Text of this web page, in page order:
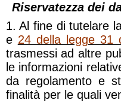
Riservatezza dei
1. Al fine di tutelare
e 24 della legge 31
trasmessi ad altre
le informazioni
da regolamento e
finalità per le quali